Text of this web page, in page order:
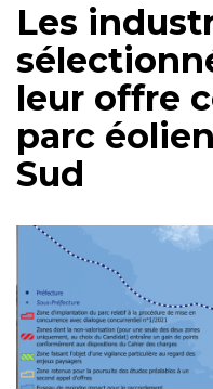
Les
leur offre
parc
Sud